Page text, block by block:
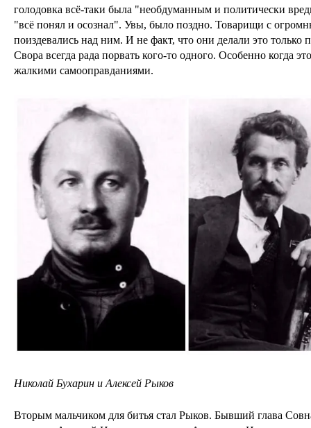
голодовка всё-таки была "необдуманным и политически
"всё понял и осознал". Увы, было поздно. Товарищи с
поиздевались над ним. И не факт, что они делали это только
Свора всегда рада порвать кого-то одного. Особенно когда
жалкими самооправданиями.
Николай Бухарин и Алексей Рыков
Вторым мальчиком для битья стал Рыков. Бывший глава